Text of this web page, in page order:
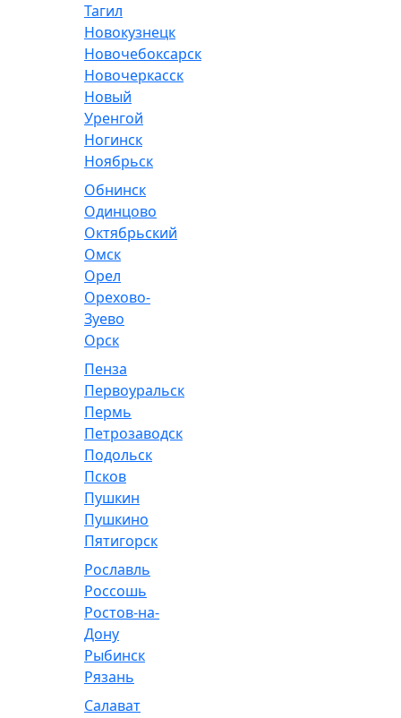
Тагил
Новокузнецк
Новочебоксарск
Новочеркасск
Новый
Уренгой
Ногинск
Ноябрьск
Обнинск
Одинцово
Октябрьский
Омск
Орел
Орехово-
Зуево
Орск
Пенза
Первоуральск
Пермь
Петрозаводск
Подольск
Псков
Пушкин
Пушкино
Пятигорск
Рославль
Россошь
Ростов-на-
Дону
Рыбинск
Рязань
Салават